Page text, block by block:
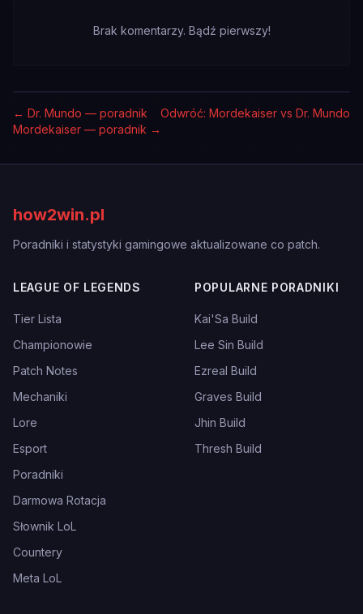
Brak komentarzy. Bądź pierwszy!
← Dr. Mundo — poradnik
Odwróć: Mordekaiser vs Dr. Mundo
Mordekaiser — poradnik →
how2win.pl
Poradniki i statystyki gamingowe aktualizowane co patch.
LEAGUE OF LEGENDS
Tier Lista
Championowie
Patch Notes
Mechaniki
Lore
Esport
Poradniki
Darmowa Rotacja
Słownik LoL
Countery
Meta LoL
POPULARNE PORADNIKI
Kai'Sa Build
Lee Sin Build
Ezreal Build
Graves Build
Jhin Build
Thresh Build